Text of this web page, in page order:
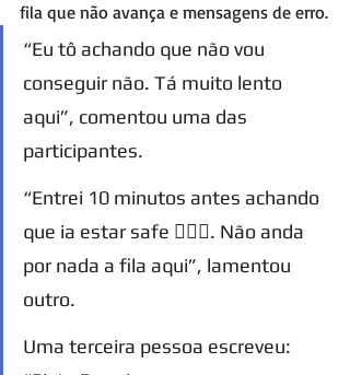
fila que não avança e mensagens de erro.
“Eu tô achando que não vou
conseguir não. Tá muito lento
aqui”, comentou uma das
participantes.
“Entrei 10 minutos antes achando
que ia estar safe 🤦🏼‍♂️. Não anda
por nada a fila aqui”, lamentou
outro.
Uma terceira pessoa escreveu: